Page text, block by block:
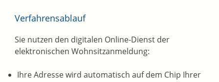
Verfahrensablauf
Sie nutzen den digitalen Online-Dienst der
elektronischen Wohnsitzanmeldung:
Ihre Adresse wird automatisch auf dem Chip Ihrer